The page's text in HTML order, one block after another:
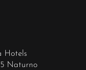
Hotels
Naturno